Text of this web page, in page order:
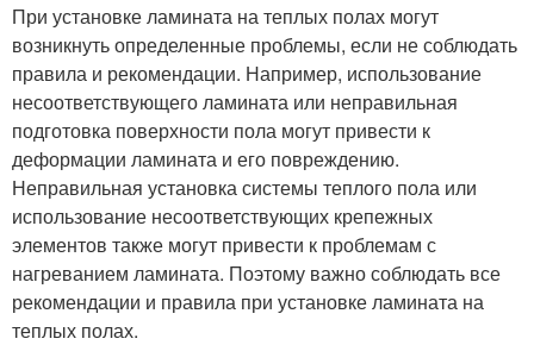
При установке ламината на теплых полах могут
возникнуть определенные проблемы, если не соблюдать
правила и рекомендации. Например, использование
несоответствующего ламината или неправильная
подготовка поверхности пола могут привести к
деформации ламината и его повреждению.
Неправильная установка системы теплого пола или
использование несоответствующих крепежных
элементов также могут привести к проблемам с
нагреванием ламината. Поэтому важно соблюдать все
рекомендации и правила при установке ламината на
теплых полах.